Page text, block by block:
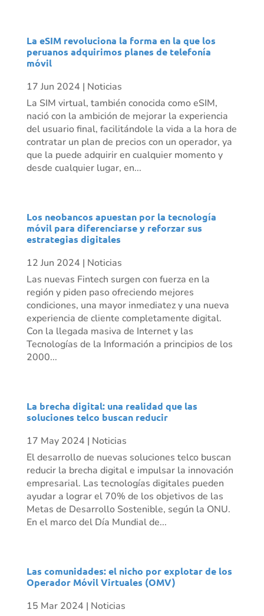
La eSIM revoluciona la forma en la que los
peruanos adquirimos planes de telefonía
móvil
17 Jun 2024 | Noticias
La SIM virtual, también conocida como eSIM,
nació con la ambición de mejorar la experiencia
del usuario final, facilitándole la vida a la hora de
contratar un plan de precios con un operador, ya
que la puede adquirir en cualquier momento y
desde cualquier lugar, en...
Los neobancos apuestan por la tecnología
móvil para diferenciarse y reforzar sus
estrategias digitales
12 Jun 2024 | Noticias
Las nuevas Fintech surgen con fuerza en la
región y piden paso ofreciendo mejores
condiciones, una mayor inmediatez y una nueva
experiencia de cliente completamente digital.
Con la llegada masiva de Internet y las
Tecnologías de la Información a principios de los
2000...
La brecha digital: una realidad que las
soluciones telco buscan reducir
17 May 2024 | Noticias
El desarrollo de nuevas soluciones telco buscan
reducir la brecha digital e impulsar la innovación
empresarial. Las tecnologías digitales pueden
ayudar a lograr el 70% de los objetivos de las
Metas de Desarrollo Sostenible, según la ONU.
En el marco del Día Mundial de...
Las comunidades: el nicho por explotar de los
Operador Móvil Virtuales (OMV)
15 Mar 2024 | Noticias